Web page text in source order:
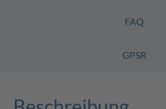
FAQ
GPSR